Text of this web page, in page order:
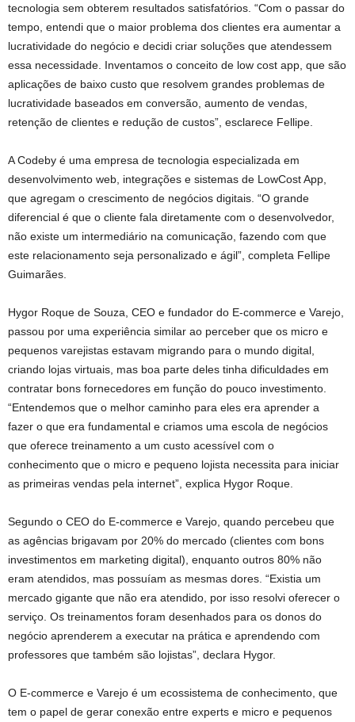
tecnologia sem obterem resultados satisfatórios. “Com o passar do
tempo, entendi que o maior problema dos clientes era aumentar a
lucratividade do negócio e decidi criar soluções que atendessem
essa necessidade. Inventamos o conceito de low cost app, que são
aplicações de baixo custo que resolvem grandes problemas de
lucratividade baseados em conversão, aumento de vendas,
retenção de clientes e redução de custos”, esclarece Fellipe.
A Codeby é uma empresa de tecnologia especializada em
desenvolvimento web, integrações e sistemas de LowCost App,
que agregam o crescimento de negócios digitais. “O grande
diferencial é que o cliente fala diretamente com o desenvolvedor,
não existe um intermediário na comunicação, fazendo com que
este relacionamento seja personalizado e ágil”, completa Fellipe
Guimarães.
Hygor Roque de Souza, CEO e fundador do E-commerce e Varejo,
passou por uma experiência similar ao perceber que os micro e
pequenos varejistas estavam migrando para o mundo digital,
criando lojas virtuais, mas boa parte deles tinha dificuldades em
contratar bons fornecedores em função do pouco investimento.
“Entendemos que o melhor caminho para eles era aprender a
fazer o que era fundamental e criamos uma escola de negócios
que oferece treinamento a um custo acessível com o
conhecimento que o micro e pequeno lojista necessita para iniciar
as primeiras vendas pela internet”, explica Hygor Roque.
Segundo o CEO do E-commerce e Varejo, quando percebeu que
as agências brigavam por 20% do mercado (clientes com bons
investimentos em marketing digital), enquanto outros 80% não
eram atendidos, mas possuíam as mesmas dores. “Existia um
mercado gigante que não era atendido, por isso resolvi oferecer o
serviço. Os treinamentos foram desenhados para os donos do
negócio aprenderem a executar na prática e aprendendo com
professores que também são lojistas”, declara Hygor.
O E-commerce e Varejo é um ecossistema de conhecimento, que
tem o papel de gerar conexão entre experts e micro e pequenos